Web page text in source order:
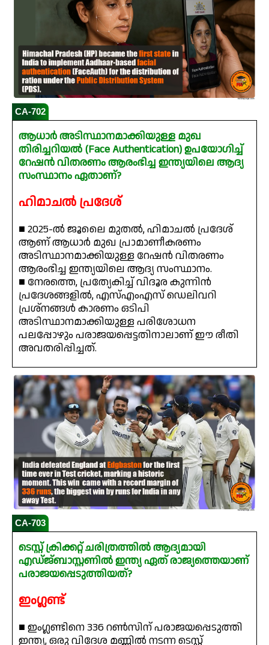
CA-702
ആധാർ അടിസ്ഥാനമാക്കിയുള്ള മുഖ
തിരിച്ചറിയൽ (Face Authentication) ഉപയോഗിച്ച്
റേഷൻ വിതരണം ആരംഭിച്ച ഇന്ത്യയിലെ ആദ്യ
സംസ്ഥാനം ഏതാണ്?
ഹിമാചൽ പ്രദേശ്
■ 2025-ൽ ജൂലൈ മുതൽ, ഹിമാചൽ പ്രദേശ്
ആണ് ആധാർ മുഖ പ്രാമാണീകരണം
അടിസ്ഥാനമാക്കിയുള്ള റേഷൻ വിതരണം
ആരംഭിച്ച ഇന്ത്യയിലെ ആദ്യ സംസ്ഥാനം.
■ നേരത്തെ, പ്രത്യേകിച്ച് വിദൂര കുന്നിൻ
പ്രദേശങ്ങളിൽ, എസ്എംഎസ് ഡെലിവറി
പ്രശ്നങ്ങൾ കാരണം ഒടിപി
അടിസ്ഥാനമാക്കിയുള്ള പരിശോധന
പലപ്പോഴും പരാജയപ്പെട്ടതിനാലാണ് ഈ രീതി
അവതരിപ്പിച്ചത്.
CA-703
ടെസ്റ്റ് ക്രിക്കറ്റ് ചരിത്രത്തിൽ ആദ്യമായി
എഡ്ജ്ബാസ്റ്റണിൽ ഇന്ത്യ ഏത് രാജ്യത്തെയാണ്
പരാജയപ്പെടുത്തിയത്?
ഇംഗ്ലണ്ട്
■ ഇംഗ്ലണ്ടിനെ 336 റൺസിന് പരാജയപ്പെടുത്തി
ഇന്ത്യ, ഒരു വിദേശ മണ്ണിൽ നടന്ന ടെസ്റ്റ്